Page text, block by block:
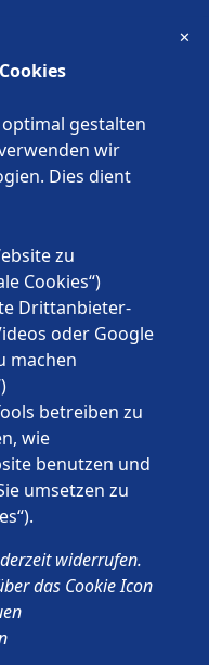
gestalten
wir
Dies dient
zu
Cookies“)
Drittanbieter-
oder Google
machen
betreiben zu
wie
benutzen und
umsetzen zu
widerrufen.
das Cookie Icon
✕